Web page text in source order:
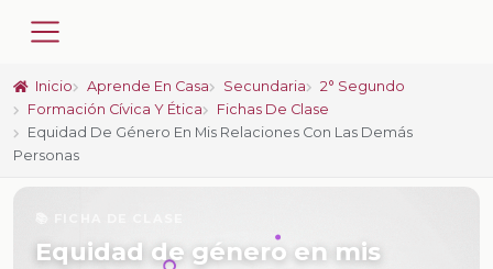
Inicio Aprende En Casa Secundaria
2° Segundo
Formación Cívica Y Ética
Fichas De Clase
Equidad De Género En Mis Relaciones Con Las Demás
Personas
Equidad de género en mis